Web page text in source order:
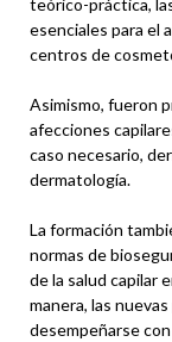
esenciales para el
centros de
Asimismo, fueron
afecciones
caso necesario,
dermatología.
La formación
normas de
de la salud capilar
manera, las
desempeñarse